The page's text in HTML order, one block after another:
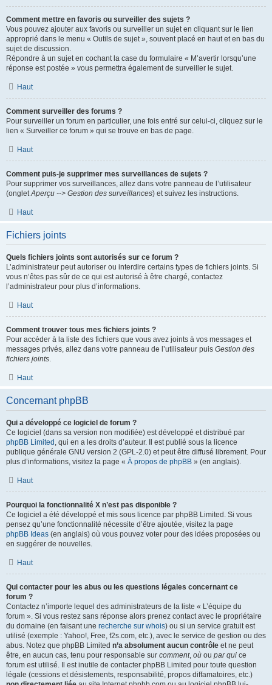
Comment mettre en favoris ou surveiller des sujets ?
Vous pouvez ajouter aux favoris ou surveiller un sujet en cliquant sur le lien
approprié dans le menu « Outils de sujet », souvent placé en haut et en bas du
sujet de discussion.
Répondre à un sujet en cochant la case du formulaire « M’avertir lorsqu’une
réponse est postée » vous permettra également de surveiller le sujet.
Haut
Comment surveiller des forums ?
Pour surveiller un forum en particulier, une fois entré sur celui-ci, cliquez sur le
lien « Surveiller ce forum » qui se trouve en bas de page.
Haut
Comment puis-je supprimer mes surveillances de sujets ?
Pour supprimer vos surveillances, allez dans votre panneau de l’utilisateur
(ongletAperçu --> Gestion des surveillances) et suivez les instructions.
Haut
Fichiers joints
Quels fichiers joints sont autorisés sur ce forum ?
L’administrateur peut autoriser ou interdire certains types de fichiers joints. Si
vous n’êtes pas sûr de ce qui est autorisé à être chargé, contactez
l’administrateur pour plus d’informations.
Haut
Comment trouver tous mes fichiers joints ?
Pour accéder à la liste des fichiers que vous avez joints à vos messages et
messages privés, allez dans votre panneau de l’utilisateur puis Gestion des
fichiers joints.
Haut
Concernant phpBB
Qui a développé ce logiciel de forum ?
Ce logiciel (dans sa version non modifiée) est développé et distribué par
phpBB Limited , qui en a les droits d’auteur. Il est publié sous la licence
publique générale GNU version 2 (GPL-2.0) et peut être diffusé librement. Pour
plus d’informations, visitez la page « À propos de phpBB » (en anglais).
Haut
Pourquoi la fonctionnalité X n’est pas disponible ?
Ce logiciel a été développé et mis sous licence par phpBB Limited. Si vous
pensez qu’une fonctionnalité nécessite d’être ajoutée, visitez la page
phpBB Ideas (en anglais) où vous pouvez voter pour des idées proposées ou
en suggérer de nouvelles.
Haut
Qui contacter pour les abus ou les questions légales concernant ce
forum ?
Contactez n’importe lequel des administrateurs de la liste « L’équipe du
forum ». Si vous restez sans réponse alors prenez contact avec le propriétaire
du domaine (en faisant une recherche sur whois) ou si un service gratuit est
utilisé (exemple : Yahoo!, Free, f2s.com, etc.), avec le service de gestion ou des
abus. Notez que phpBB Limited n’a absolument aucun contrôle et ne peut
être, en aucun cas, tenu pour responsable sur comment, où ou par qui ce
forum est utilisé. Il est inutile de contacter phpBB Limited pour toute question
légale (cessions et désistements, responsabilité, propos diffamatoires, etc.)